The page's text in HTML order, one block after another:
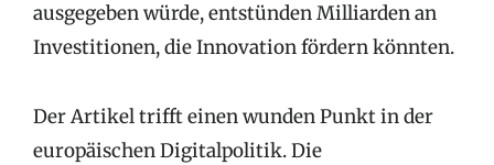
ausgegeben würde, entstünden Milliarden an
Investitionen, die Innovation fördern könnten.
Der Artikel trifft einen wunden Punkt in der
europäischen Digitalpolitik. Die